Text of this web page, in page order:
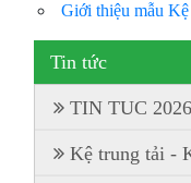
Giới thiệu mẫu Kệ
Tin tức
TIN TUC 2026
Kệ trung tải -